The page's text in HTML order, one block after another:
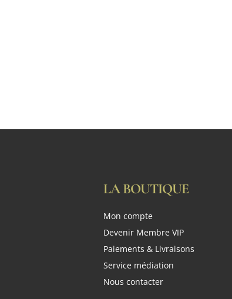
LA BOUTIQUE
Mon compte
Devenir Membre VIP
Paiements & Livraisons
Service médiation
Nous contacter